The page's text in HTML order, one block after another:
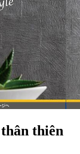
thiên